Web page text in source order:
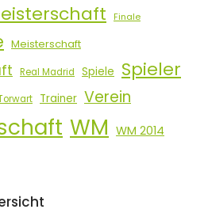
Finale
Meisterschaft
Real Madrid Spiele Spieler
Trainer Verein
WM WM 2014